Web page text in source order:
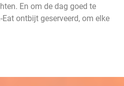
En om de dag goed te
ontbijt geserveerd, om elke